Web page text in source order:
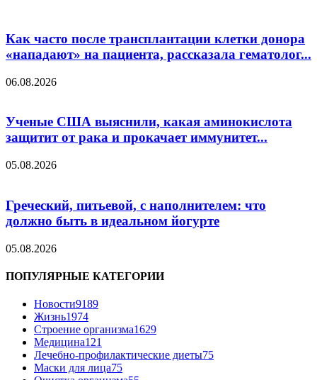
Как часто после трансплантации клетки донора
«нападают» на пациента, рассказала гематолог...
06.08.2026
Ученые США выяснили, какая аминокислота
защитит от рака и прокачает иммунитет...
05.08.2026
Греческий, питьевой, с наполнителем: что
должно быть в идеальном йогурте
05.08.2026
ПОПУЛЯРНЫЕ КАТЕГОРИИ
Новости9189
Жизнь1974
Строение организма1629
Медицина121
Лечебно-профилактические диеты75
Маски для лица75